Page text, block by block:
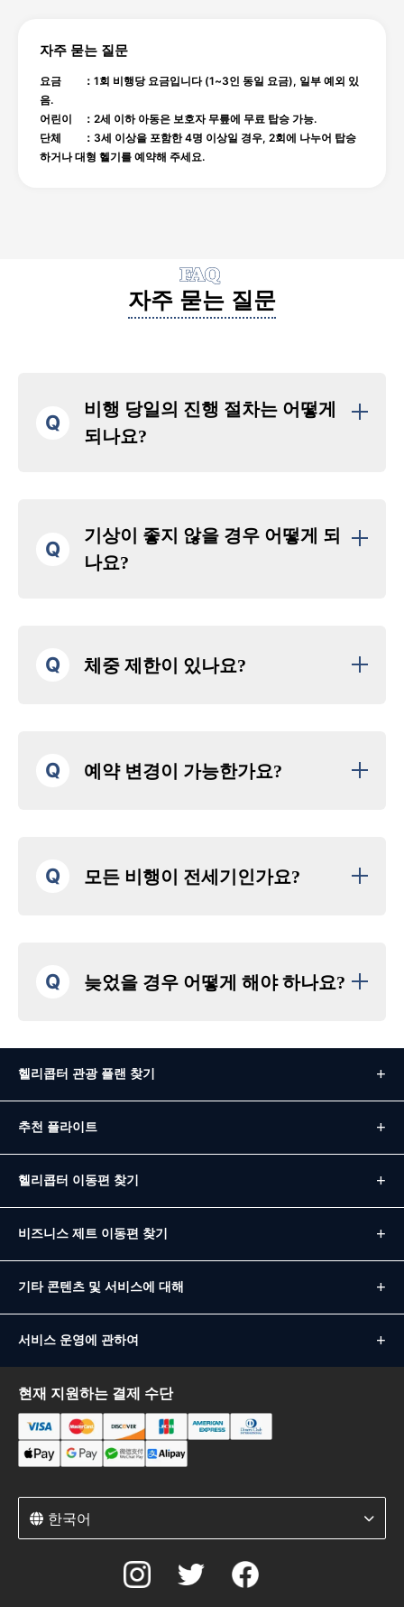
자주 묻는 질문
요금 ：1회 비행당 요금입니다 (1~3인 동일 요금), 일부 예외 있
음.
어린이 ：2세 이하 아동은 보호자 무릎에 무료 탑승 가능.
단체 ：3세 이상을 포함한 4명 이상일 경우, 2회에 나누어 탑승
하거나 대형 헬기를 예약해 주세요.
FAQ
자주 묻는 질문
Q
비행 당일의 진행 절차는 어떻게
되나요?
Q
기상이 좋지 않을 경우 어떻게 되
나요?
Q 체중 제한이 있나요?
Q 예약 변경이 가능한가요?
Q 모든 비행이 전세기인가요?
Q 늦었을 경우 어떻게 해야 하나요?
헬리콥터 관광 플랜 찾기
추천 플라이트
헬리콥터 이동편 찾기
비즈니스 제트 이동편 찾기
기타 콘텐츠 및 서비스에 대해
서비스 운영에 관하여
현재 지원하는 결제 수단
한국어